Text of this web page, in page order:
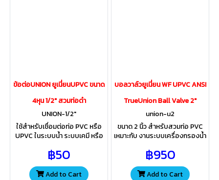
ข้อต่อUNION ยูเนี่ยนUPVC ขนาด
4หุน 1/2" สวมท่อดำ
UNION-1/2"
ใช้สำหรับเชื่อมต่อท่อ PVC หรือ
UPVC ในระบบน้ำ ระบบเคมี หรือ
แข็งแรงมาก จึงมีอายุการใช้งาน
ยาวนาน
฿50
Add to Cart
บอลวาล์วยูเนี่ยน WF UPVC ANSI
TrueUnion Ball Valve 2"
union-u2
ขนาด 2 นิ้ว สำหรับสวมท่อ PVC
เหมาะกับ งานระบบเครื่องกรองน้ำ
สระว่ายน้ำ งานอุตสาหกรรมผลิต
จากวัสดุUPVC ทนกรด-ด่าง
฿950
Add to Cart